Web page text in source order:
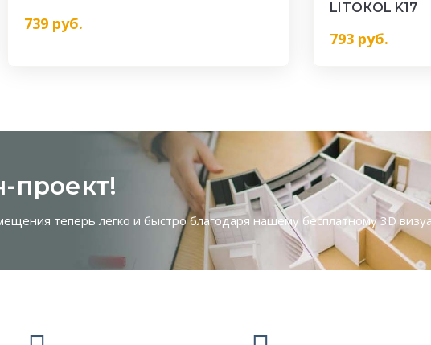
739руб.
LITOКOL K17
793руб.
проект!
теперь легко и быстро благодаря нашему бесплатному3D